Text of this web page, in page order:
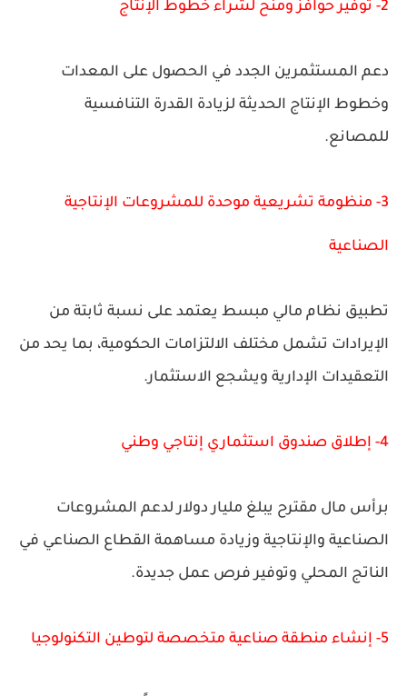
2- توفير حوافز ومنح لشراء خطوط الإنتاج
دعم المستثمرين الجدد في الحصول على المعدات
وخطوط الإنتاج الحديثة لزيادة القدرة التنافسية
للمصانع.
3- منظومة تشريعية موحدة للمشروعات الإنتاجية
الصناعية
تطبيق نظام مالي مبسط يعتمد على نسبة ثابتة من
الإيرادات تشمل مختلف الالتزامات الحكومية، بما يحد من
التعقيدات الإدارية ويشجع الاستثمار.
4- إطلاق صندوق استثماري إنتاجي وطني
برأس مال مقترح يبلغ مليار دولار لدعم المشروعات
الصناعية والإنتاجية وزيادة مساهمة القطاع الصناعي في
الناتج المحلي وتوفير فرص عمل جديدة.
5- إنشاء منطقة صناعية متخصصة لتوطين التكنولوجيا